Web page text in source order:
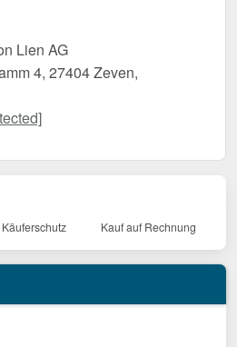
Lien AG
4, 27404 Zeven,
Käuferschutz Kauf auf Rechnung